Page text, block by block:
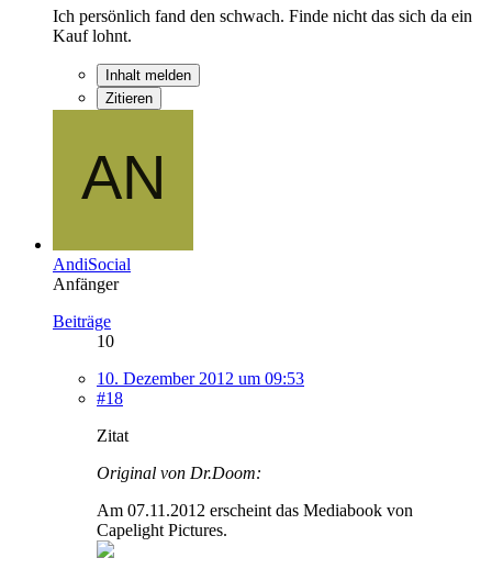
Ich persönlich fand den schwach. Finde nicht das sich da ein
Kauf lohnt.
Inhalt melden
Zitieren
AndiSocial
Anfänger
Beiträge
10
10. Dezember 2012 um 09:53
#18
Zitat
Original von Dr.Doom:
Am 07.11.2012 erscheint das Mediabook von
Capelight Pictures.